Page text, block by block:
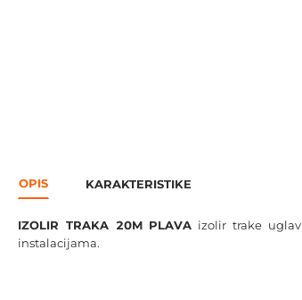
OPIS KARAKTERISTIKE
IZOLIR TRAKA 20M PLAVA izolir trake
instalacijama.